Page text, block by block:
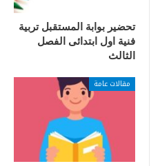
تحضير بوابة المستقبل تربية
فنية اول ابتدائى الفصل
الثالث
مقالات عامة